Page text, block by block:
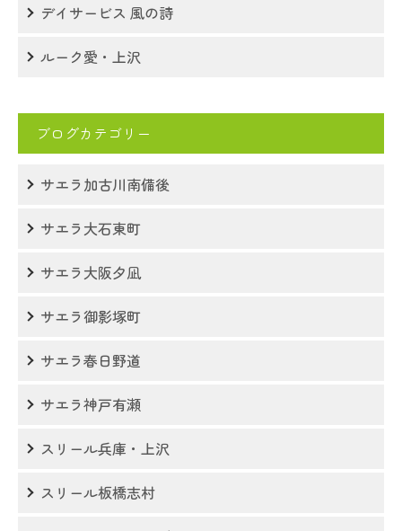
デイサービス 風の詩
ルーク愛・上沢
ブログカテゴリー
サエラ加古川南備後
サエラ大石東町
サエラ大阪夕凪
サエラ御影塚町
サエラ春日野道
サエラ神戸有瀬
スリール兵庫・上沢
スリール板橋志村